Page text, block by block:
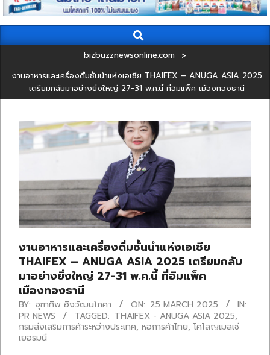
Navigation
Search
bizbuzznewsonline.com
>
งานอาหารและเครื่องดื่มชั้นนำแห่งเอเชีย THAIFEX – ANUGA ASIA 2025
เตรียมกลับมาอย่างยิ่งใหญ่ 27-31 พ.ค.นี้ ที่อิมแพ็ค เมืองทองธานี
งานอาหารและเครื่องดื่มชั้นนำแห่งเอเชีย
THAIFEX – ANUGA ASIA 2025 เตรียมกลับ
มาอย่างยิ่งใหญ่ 27-31 พ.ค.นี้ ที่อิมแพ็ค
เมืองทองธานี
BY: จุฑาทิพ อิงวัฒนโภคา ON: 25 MARCH 2025
IN:
PR NEWS
TAGGED: THAIFEX - ANUGA ASIA 2025,
กรมส่งเสริมการค้าระหว่างประเทศ, หอการค้าไทย, โคโลญเมสเซ่
เยอรมนี